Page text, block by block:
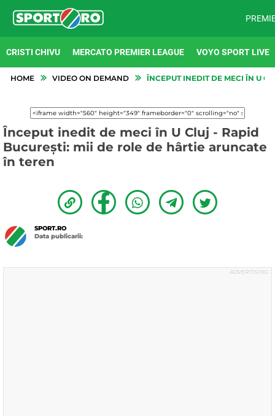
CRISTI CHIVU MERCATO PREMIER LEAGUE VOYO SPORT LIVE
HOME VIDEO ON DEMAND ÎNCEPUT INEDIT DE MECI ÎN U
Început inedit de meci în U Cluj - Rapid
București: mii de role de hârtie aruncate
în teren
SPORT.RO
Data publicarii: